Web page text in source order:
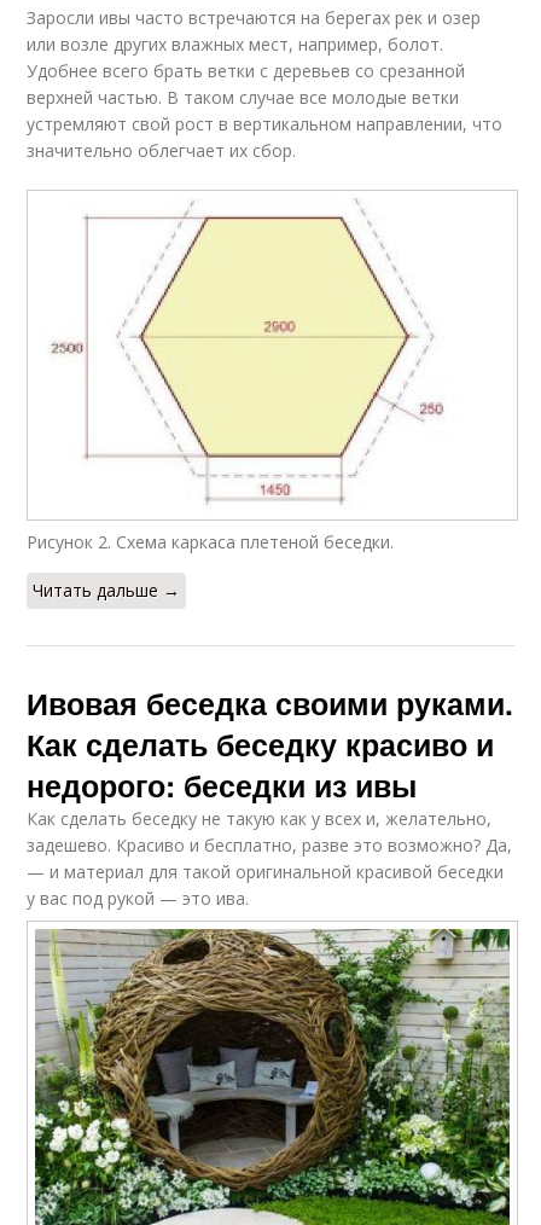
Заросли ивы часто встречаются на берегах рек и озер
или возле других влажных мест, например, болот.
Удобнее всего брать ветки с деревьев со срезанной
верхней частью. В таком случае все молодые ветки
устремляют свой рост в вертикальном направлении, что
значительно облегчает их сбор.
Рисунок 2. Схема каркаса плетеной беседки.
Читать дальше →
Ивовая беседка своими руками.
Как сделать беседку красиво и
недорого: беседки из ивы
Как сделать беседку не такую как у всех и, желательно,
задешево. Красиво и бесплатно, разве это возможно? Да,
— и материал для такой оригинальной красивой беседки
у вас под рукой — это ива.